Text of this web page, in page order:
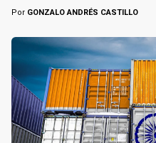
Por GONZALO ANDRÉS CASTILLO